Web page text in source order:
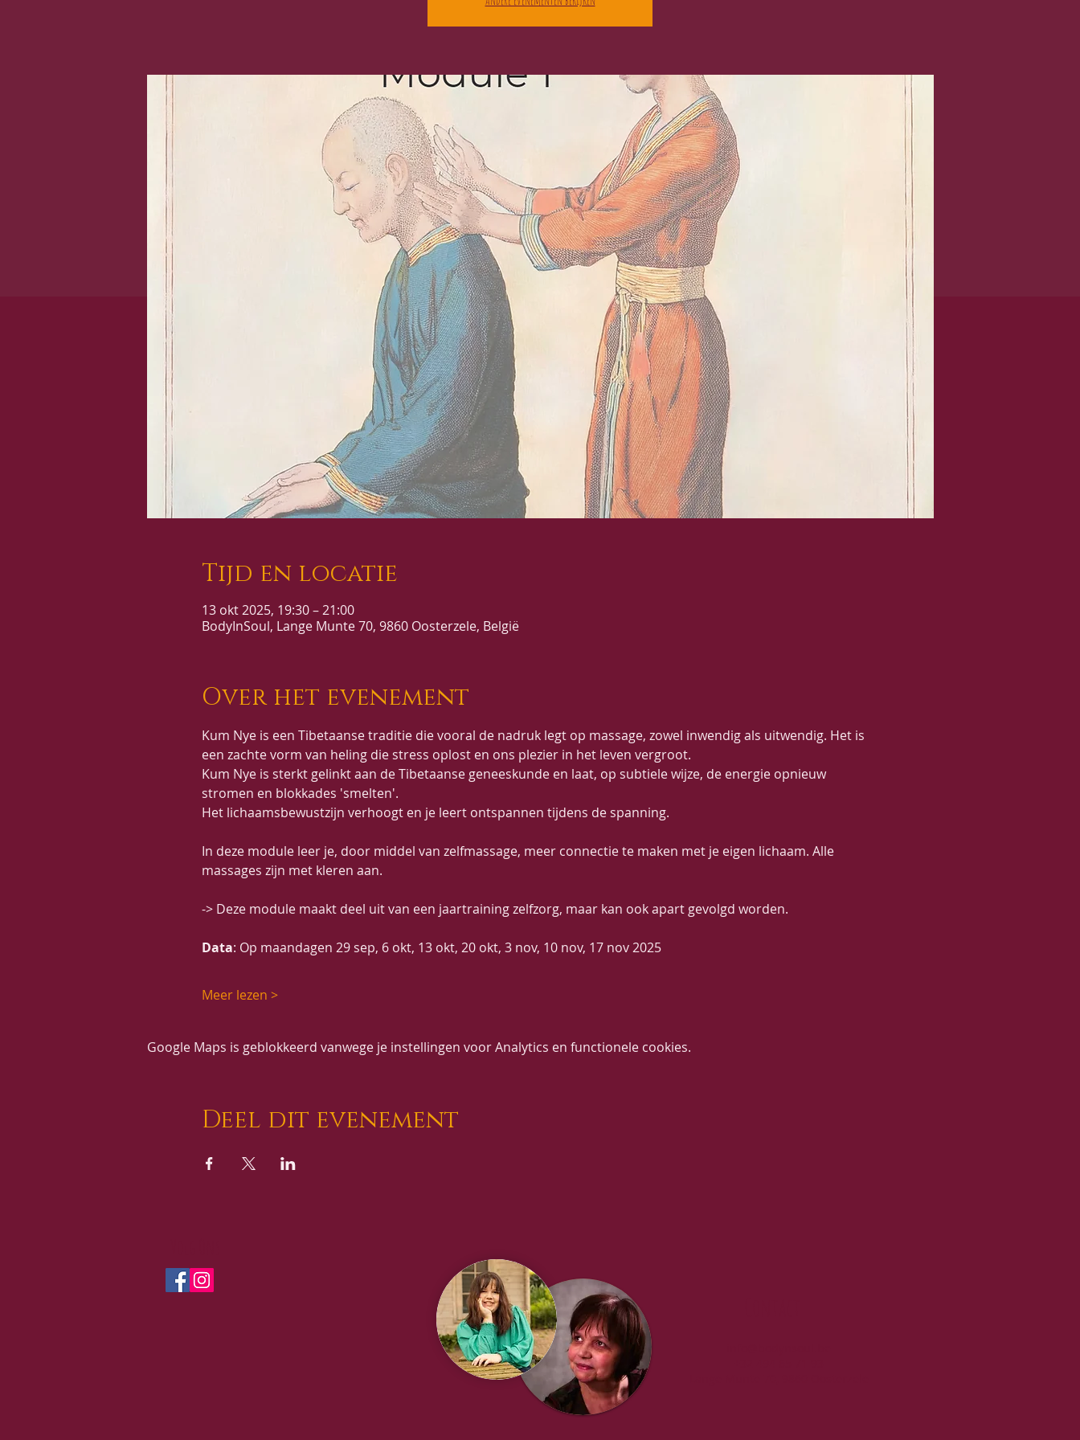
Tijd en locatie
13 okt 2025, 19:30 – 21:00
BodyInSoul, Lange Munte 70, 9860 Oosterzele, België
Over het evenement
Kum Nye is een Tibetaanse traditie die vooral de nadruk legt op massage, zowel inwendig als uitwendig. Het is
een zachte vorm van heling die stress oplost en ons plezier in het leven vergroot.
Kum Nye is sterkt gelinkt aan de Tibetaanse geneeskunde en laat, op subtiele wijze, de energie opnieuw
stromen en blokkades 'smelten'.
Het lichaamsbewustzijn verhoogt en je leert ontspannen tijdens de spanning.
In deze module leer je, door middel van zelfmassage, meer connectie te maken met je eigen lichaam. Alle
massages zijn met kleren aan.
-> Deze module maakt deel uit van een jaartraining zelfzorg, maar kan ook apart gevolgd worden.
Data: Op maandagen 29 sep, 6 okt, 13 okt, 20 okt, 3 nov, 10 nov, 17 nov 2025
Meer lezen >
Google Maps is geblokkeerd vanwege je instellingen voor Analytics en functionele cookies.
Deel dit evenement